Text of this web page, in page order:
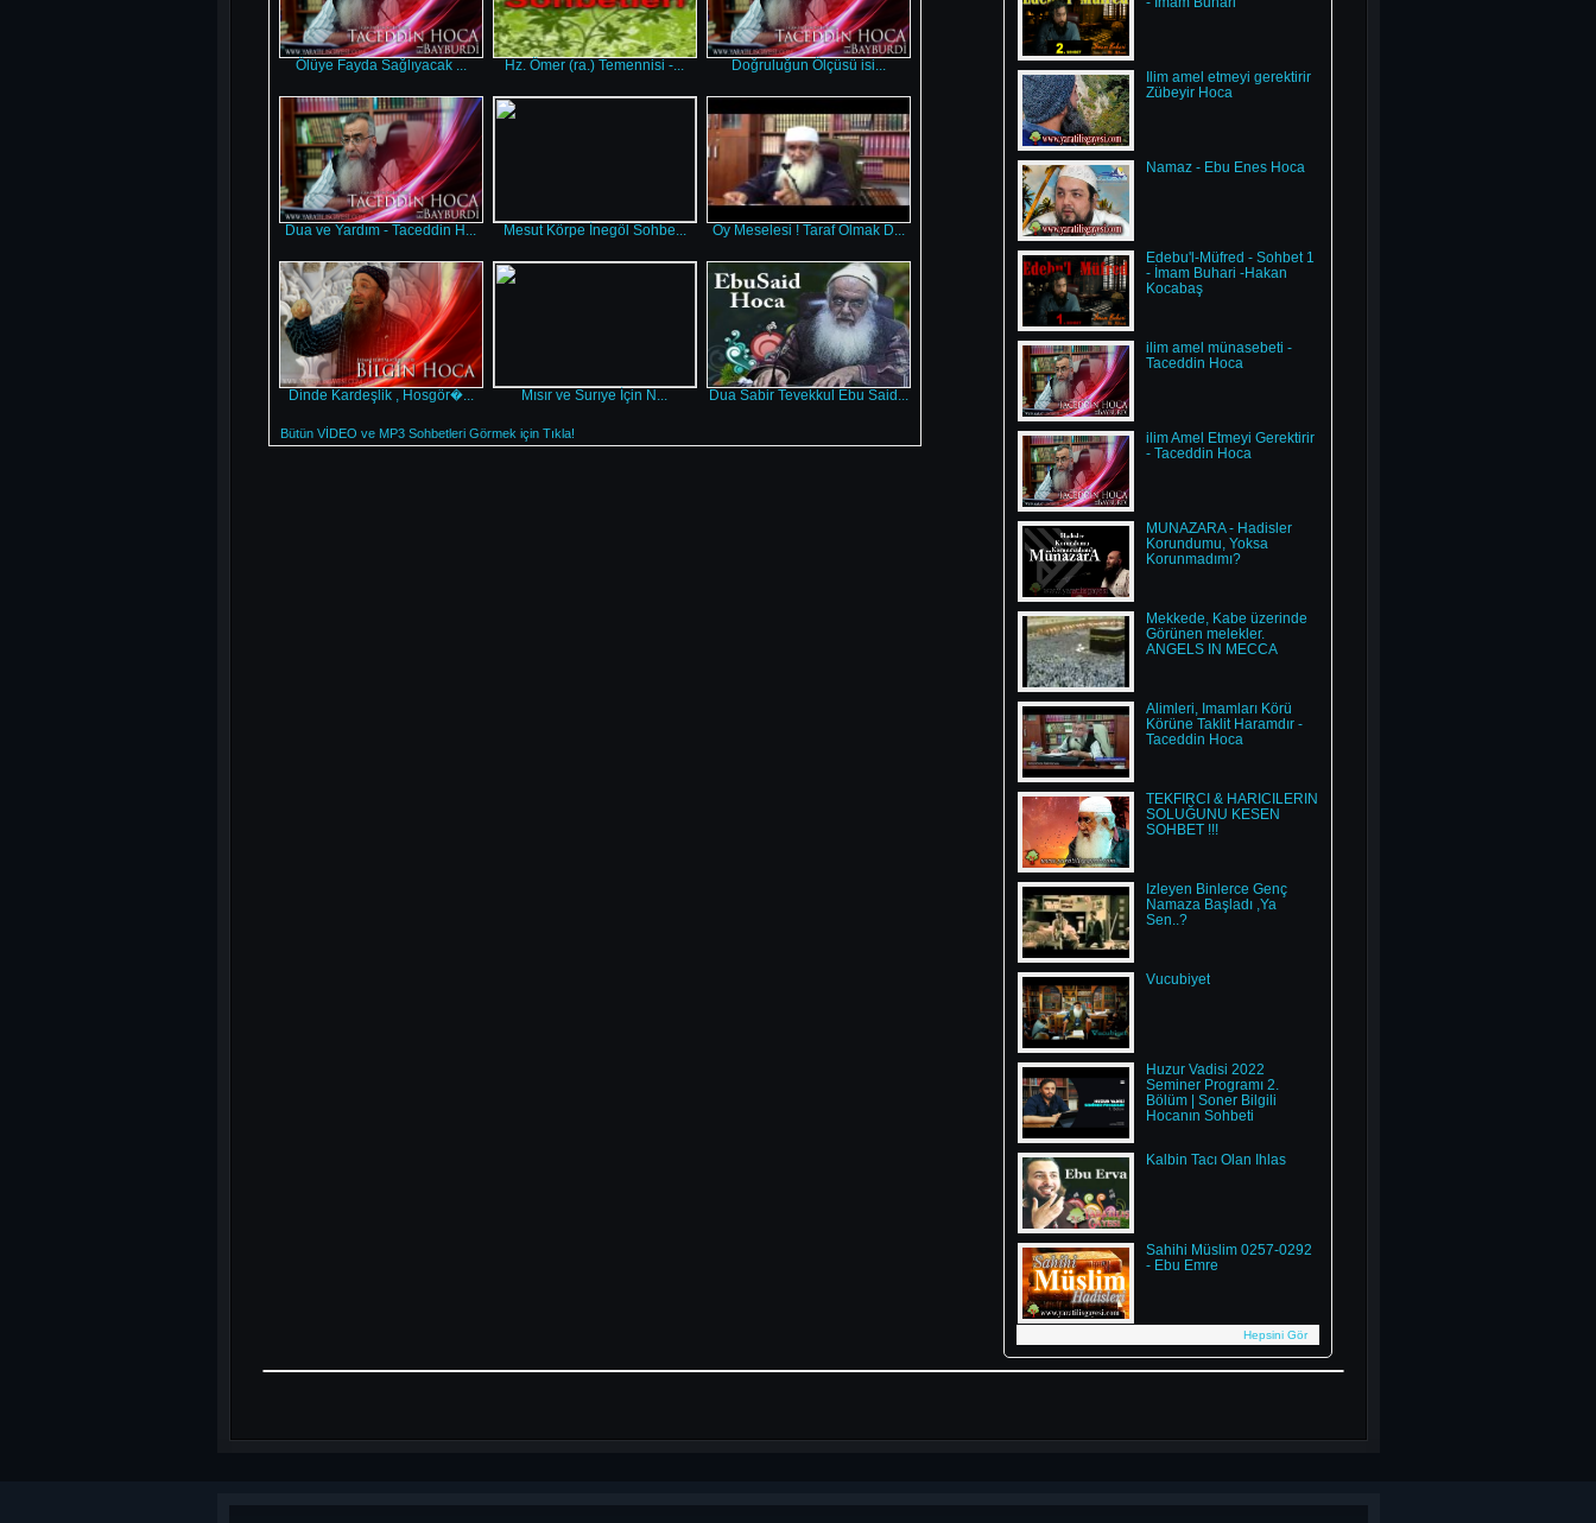
Ölüye Fayda Sağlıyacak ... Hz. Ömer (ra.) Temennisi -... Doğruluğun Ölçüsü isi...
Dua ve Yardım - Taceddin H... Mesut Körpe İnegöl Sohbe... Oy Meselesi ! Taraf Olmak D...
Dinde Kardeşlik , Hosgör�... Mısır ve Surıye İçin N... Dua Sabir Tevekkul Ebu Said...
Bütün VİDEO ve MP3 Sohbetleri Görmek için Tıkla!
İlim amel etmeyi gerektirir
Zübeyir Hoca
Namaz - Ebu Enes Hoca
Edebu'l-Müfred - Sohbet 1
- İmam Buhari -Hakan
Kocabaş
ilim amel münasebeti -
Taceddin Hoca
ilim Amel Etmeyi Gerektirir
- Taceddin Hoca
MÜNAZARA - Hadisler
Korundumu, Yoksa
Korunmadımı?
Mekkede, Kabe üzerinde
Görünen melekler.
ANGELS IN MECCA
Alimleri, İmamları Körü
Körüne Taklit Haramdır -
Taceddin Hoca
TEKFİRCİ & HARİCİLERİN
SOLUĞUNU KESEN
SOHBET !!!
İzleyen Binlerce Genç
Namaza Başladı ,Ya
Sen..?
Vucubiyet
Huzur Vadisi 2022
Seminer Programı 2.
Bölüm | Soner Bilgili
Hocanın Sohbeti
Kalbin Tacı Olan İhlas
Sahihi Müslim 0257-0292
- Ebu Emre
Hepsini Gör